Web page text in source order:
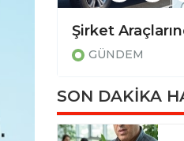
GÜNDEM
SON DAKİKA